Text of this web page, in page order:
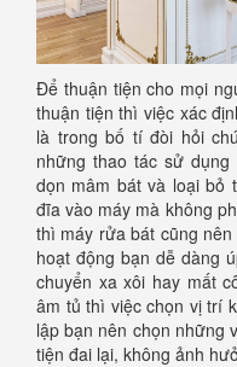
Để thuận tiện cho mọi
thuận tiện thì việc xác
là trong bố tí đòi hỏi
những thao tác sử
dọn mâm bát và loại bỏ
đĩa vào máy mà không
thì máy rửa bát cũng
hoạt động bạn dễ dàng
chuyển xa xôi hay mất
âm tủ thì việc chọn vị trí
lập bạn nên chọn những
tiện đai lại, không ảnh